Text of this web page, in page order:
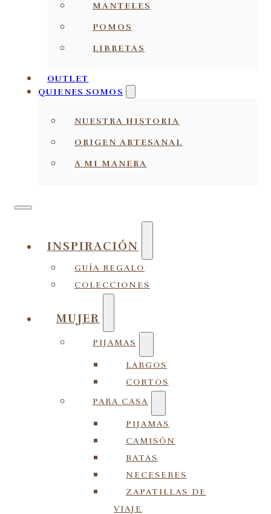
MANTELES
POMOS
LIBRETAS
OUTLET
QUIENES SOMOS
NUESTRA HISTORIA
ORIGEN ARTESANAL
A MI MANERA
INSPIRACIÓN
GUÍA REGALO
COLECCIONES
MUJER
PIJAMAS
LARGOS
CORTOS
PARA CASA
PIJAMAS
CAMISÓN
BATAS
NECESERES
ZAPATILLAS DE
VIAJE